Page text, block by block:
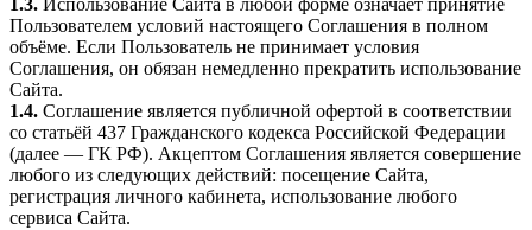
1.3. Использование Сайта в любой форме означает принятие
Пользователем условий настоящего Соглашения в полном
объёме. Если Пользователь не принимает условия
Соглашения, он обязан немедленно прекратить использование
Сайта.
1.4. Соглашение является публичной офертой в соответствии
со статьёй 437 Гражданского кодекса Российской Федерации
(далее — ГК РФ). Акцептом Соглашения является совершение
любого из следующих действий: посещение Сайта,
регистрация личного кабинета, использование любого
сервиса Сайта.